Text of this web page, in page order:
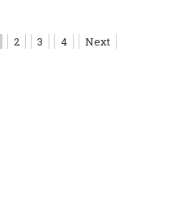
2 3 4 Next